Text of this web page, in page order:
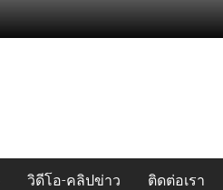
วิดีโอ-คลิปข่าว ติดต่อเรา